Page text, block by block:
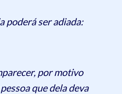
poderá ser adiada:
por motivo
que dela deva